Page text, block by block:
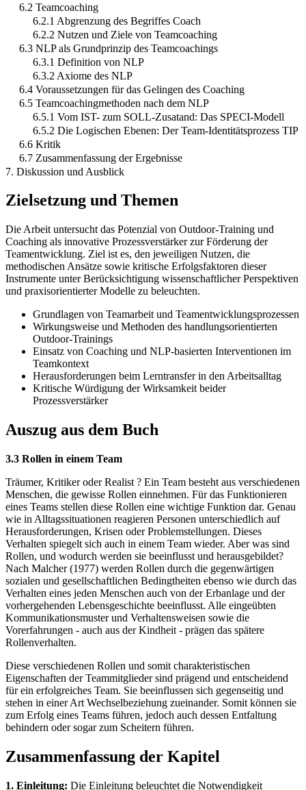
6.2 Teamcoaching
6.2.1 Abgrenzung des Begriffes Coach
6.2.2 Nutzen und Ziele von Teamcoaching
6.3 NLP als Grundprinzip des Teamcoachings
6.3.1 Definition von NLP
6.3.2 Axiome des NLP
6.4 Voraussetzungen für das Gelingen des Coaching
6.5 Teamcoachingmethoden nach dem NLP
6.5.1 Vom IST- zum SOLL-Zusatand: Das SPECI-Modell
6.5.2 Die Logischen Ebenen: Der Team-Identitätsprozess TIP
6.6 Kritik
6.7 Zusammenfassung der Ergebnisse
7. Diskussion und Ausblick
Zielsetzung und Themen
Die Arbeit untersucht das Potenzial von Outdoor-Training und
Coaching als innovative Prozessverstärker zur Förderung der
Teamentwicklung. Ziel ist es, den jeweiligen Nutzen, die
methodischen Ansätze sowie kritische Erfolgsfaktoren dieser
Instrumente unter Berücksichtigung wissenschaftlicher Perspektiven
und praxisorientierter Modelle zu beleuchten.
Grundlagen von Teamarbeit und Teamentwicklungsprozessen
Wirkungsweise und Methoden des handlungsorientierten
Outdoor-Trainings
Einsatz von Coaching und NLP-basierten Interventionen im
Teamkontext
Herausforderungen beim Lerntransfer in den Arbeitsalltag
Kritische Würdigung der Wirksamkeit beider
Prozessverstärker
Auszug aus dem Buch
3.3 Rollen in einem Team
Träumer, Kritiker oder Realist ? Ein Team besteht aus verschiedenen
Menschen, die gewisse Rollen einnehmen. Für das Funktionieren
eines Teams stellen diese Rollen eine wichtige Funktion dar. Genau
wie in Alltagssituationen reagieren Personen unterschiedlich auf
Herausforderungen, Krisen oder Problemstellungen. Dieses
Verhalten spiegelt sich auch in einem Team wieder. Aber was sind
Rollen, und wodurch werden sie beeinflusst und herausgebildet?
Nach Malcher (1977) werden Rollen durch die gegenwärtigen
sozialen und gesellschaftlichen Bedingtheiten ebenso wie durch das
Verhalten eines jeden Menschen auch von der Erbanlage und der
vorhergehenden Lebensgeschichte beeinflusst. Alle eingeübten
Kommunikationsmuster und Verhaltensweisen sowie die
Vorerfahrungen - auch aus der Kindheit - prägen das spätere
Rollenverhalten.
Diese verschiedenen Rollen und somit charakteristischen
Eigenschaften der Teammitglieder sind prägend und entscheidend
für ein erfolgreiches Team. Sie beeinflussen sich gegenseitig und
stehen in einer Art Wechselbeziehung zueinander. Somit können sie
zum Erfolg eines Teams führen, jedoch auch dessen Entfaltung
behindern oder sogar zum Scheitern führen.
Zusammenfassung der Kapitel
1. Einleitung: Die Einleitung beleuchtet die Notwendigkeit